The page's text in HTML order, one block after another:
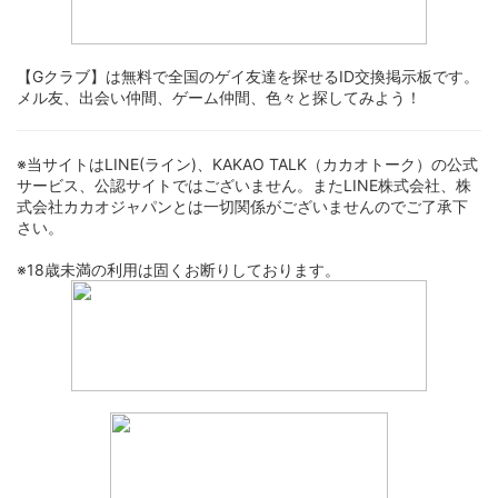
【Gクラブ】は無料で全国のゲイ友達を探せるID交換掲示板です。
メル友、出会い仲間、ゲーム仲間、色々と探してみよう！
※当サイトはLINE(ライン)、KAKAO TALK（カカオトーク）の公式
サービス、公認サイトではございません。またLINE株式会社、株
式会社カカオジャパンとは一切関係がございませんのでご了承下
さい。
※18歳未満の利用は固くお断りしております。